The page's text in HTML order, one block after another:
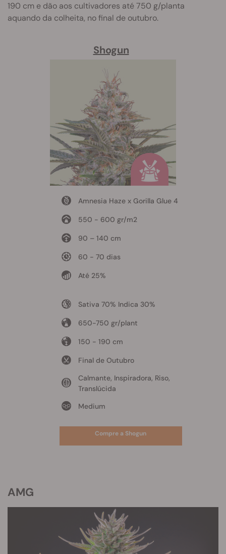
190 cm e dão aos cultivadores até 750 g/planta
aquando da colheita, no final de outubro.
Shogun
Amnesia Haze x Gorilla Glue 4
550 - 600 gr/m2
90 – 140 cm
60 - 70 dias
Até 25%
Sativa 70% Indica 30%
650-750 gr/plant
150 - 190 cm
Final de Outubro
Calmante, Inspiradora, Riso,
Translúcida
Medium
Compre a Shogun
AMG